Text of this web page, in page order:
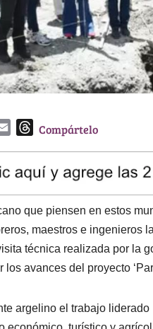
l
T
e
a
d
s
Compártelo
que piensen en estos
maestros e ingenieros
técnica realizada por la
los avances del proyecto
argelino el trabajo